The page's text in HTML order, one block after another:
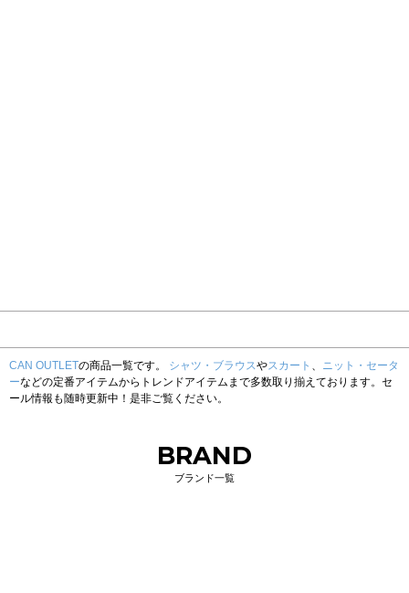
CAN OUTLETの商品一覧です。 シャツ・ブラウスやスカート 、 ニット・セータ
ーなどの定番アイテムからトレンドアイテムまで多数取り揃えております。セ
ール情報も随時更新中！是非ご覧ください。
BRAND
ブランド一覧